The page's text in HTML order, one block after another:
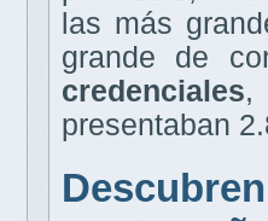
las más
grande de
credenciales,
presentaban